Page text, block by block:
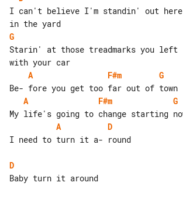
I can't believe I'm standin' out here
G
Starin' at those treadmarks you left
A
F#m
G
A
F#m
G
A
D
I need to turn it a- round
D